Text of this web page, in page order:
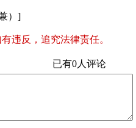
）]
违反，追究法律责任。
已有0人评论